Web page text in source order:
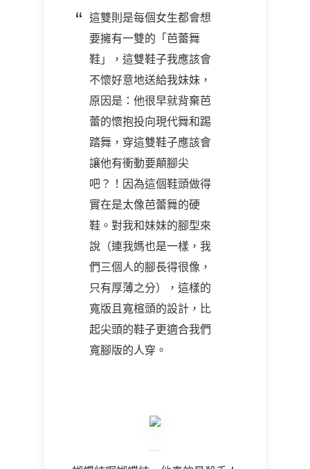
這雙則是每個女生都會想
要擁有一雙的「芭蕾舞
鞋」，這雙鞋子我應該會
不懷好意地送給我妹妹，
原因是：他很早就背棄芭
蕾的懷抱投向現代舞和踢
踏舞，穿這雙鞋子應該會
讓他有衝動要顛腳尖
吧？！因為這個鞋頭做得
實在是太像芭蕾舞的硬
鞋。對我和妹妹的腳型來
說（連我媽也是一樣，我
們三個人的腳長得很像，
只有厚薄之分），這樣的
寬版且寬楦頭的設計，比
起尖頭的鞋子更適合我們
寬腳版的人穿。